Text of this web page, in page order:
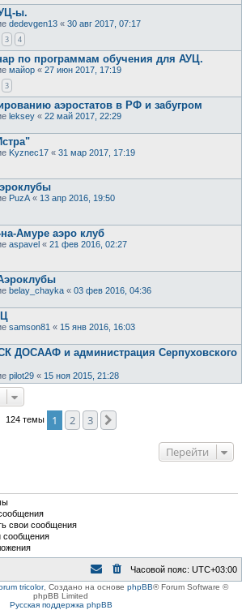
ы.
dedevgen13 « 30 авг 2017, 07:17
3 4
по программам обучения для АУЦ.
майор « 27 июн 2017, 17:19
3
аэростатов в РФ и забугром
leksey « 22 май 2017, 22:29
Kyznec17 « 31 мар 2017, 17:19
PuzA « 13 апр 2016, 19:50
Амуре аэро клуб
aspavel « 21 фев 2016, 02:27
belay_chayka « 03 фев 2016, 04:36
samson81 « 15 янв 2016, 16:03
ДОСААФ и администрация Серпуховского
pilot29 « 15 ноя 2015, 21:28
124 темы 1 2 3
Перейти
свои сообщения
сообщения
Часовой пояс: UTC+03:00
tricolor, Создано на основе phpBB® Forum Software ©
phpBB Limited
Русская поддержка phpBB